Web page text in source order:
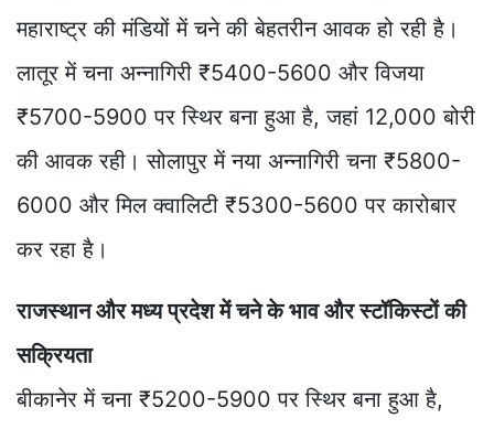
महाराष्ट्र की मंडियों में चने की बेहतरीन आवक हो रही है।
लातूर में चना अन्नागिरी ₹5400-5600 और विजया
₹5700-5900 पर स्थिर बना हुआ है, जहां 12,000 बोरी
की आवक रही। सोलापुर में नया अन्नागिरी चना ₹5800-
6000 और मिल क्वालिटी ₹5300-5600 पर कारोबार
कर रहा है।
राजस्थान और मध्य प्रदेश में चने के भाव और स्टॉकिस्टों की
सक्रियता
बीकानेर में चना ₹5200-5900 पर स्थिर बना हुआ है,